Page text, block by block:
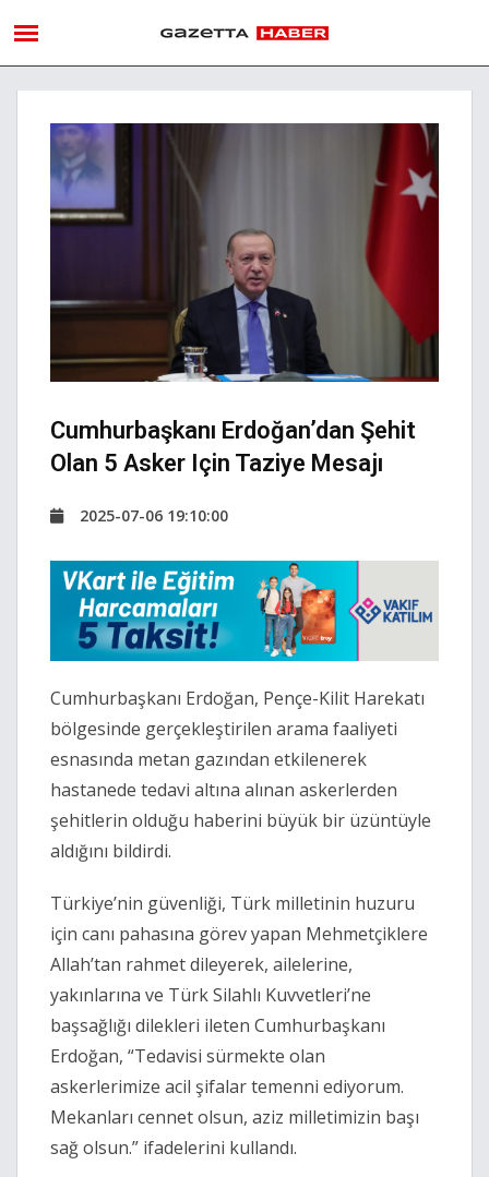
Cumhurbaşkanı Erdoğan’dan Şehit
Olan 5 Asker Için Taziye Mesajı
2025-07-06 19:10:00
Cumhurbaşkanı Erdoğan, Pençe-Kilit Harekatı
bölgesinde gerçekleştirilen arama faaliyeti
esnasında metan gazından etkilenerek
hastanede tedavi altına alınan askerlerden
şehitlerin olduğu haberini büyük bir üzüntüyle
aldığını bildirdi.
Türkiye’nin güvenliği, Türk milletinin huzuru
için canı pahasına görev yapan Mehmetçiklere
Allah’tan rahmet dileyerek, ailelerine,
yakınlarına ve Türk Silahlı Kuvvetleri’ne
başsağlığı dilekleri ileten Cumhurbaşkanı
Erdoğan, “Tedavisi sürmekte olan
askerlerimize acil şifalar temenni ediyorum.
Mekanları cennet olsun, aziz milletimizin başı
sağ olsun.” ifadelerini kullandı.